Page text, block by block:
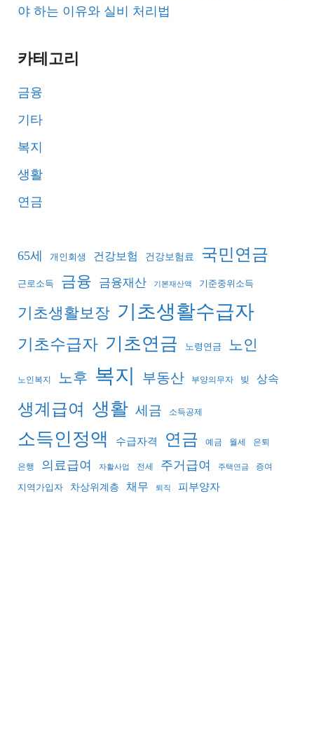
야 하는 이유와 실비 처리법
카테고리
금융
기타
복지
생활
연금
65세 개인회생 건강보험 건강보험료 국민연금
근로소득 금융 금융재산 기본재산액 기준중위소득
기초생활보장 기초생활수급자
기초수급자 기초연금 노령연금 노인
노인복지 노후 복지 부동산 부양의무자 빚 상속
생계급여 생활 세금 소득공제
소득인정액 수급자격 연금 예금 월세 은퇴
은행 의료급여 자활사업 전세 주거급여 주택연금 증여
지역가입자 차상위계층 채무 퇴직 피부양자